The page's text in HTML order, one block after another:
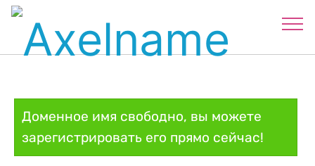
Доменное имя свободно, вы можете
зарегистрировать его прямо сейчас!